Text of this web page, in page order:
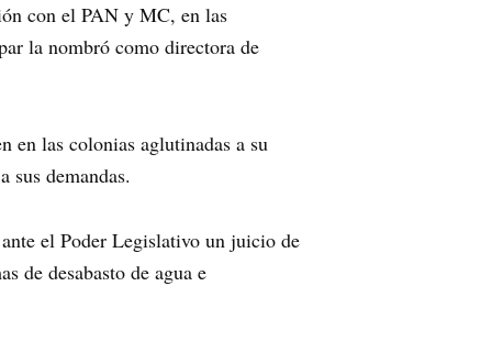
con el PAN y MC, en las
la nombró como directora de
en las colonias aglutinadas a su
sus demandas.
el Poder Legislativo un juicio de
de desabasto de agua e